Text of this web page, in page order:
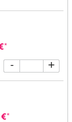
*
- +
*